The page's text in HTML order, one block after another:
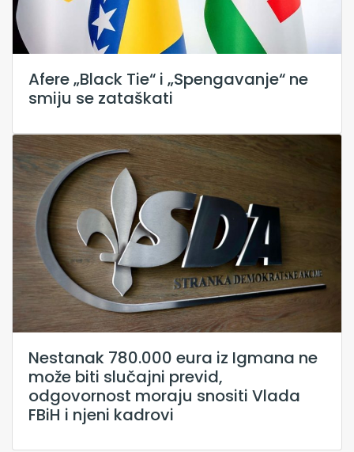
Afere „Black Tie“ i „Spengavanje“ ne
smiju se zataškati
Nestanak 780.000 eura iz Igmana ne
može biti slučajni previd,
odgovornost moraju snositi Vlada
FBiH i njeni kadrovi